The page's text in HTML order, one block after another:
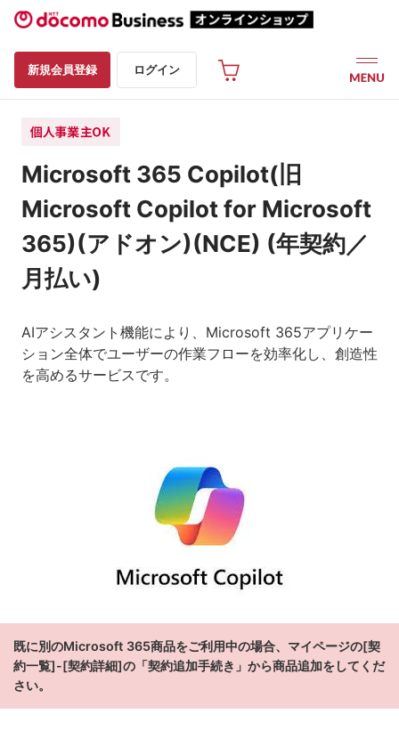
新規会員登録 ログイン
Microsoft 365 Copilot(旧
Microsoft Copilot for Microsoft
365)(アドオン)(NCE) (年契約／
月払い)
AIアシスタント機能により、Microsoft 365アプリケー
ション全体でユーザーの作業フローを効率化し、創造性
を高めるサービスです。
既に別のMicrosoft 365商品をご利用中の場合、マイページの[契
約一覧]-[契約詳細]の「契約追加手続き」から商品追加をしてくだ
さい。